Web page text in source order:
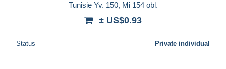
Tunisie Yv. 150, Mi 154 obl.
± US$0.93
Status Private individual